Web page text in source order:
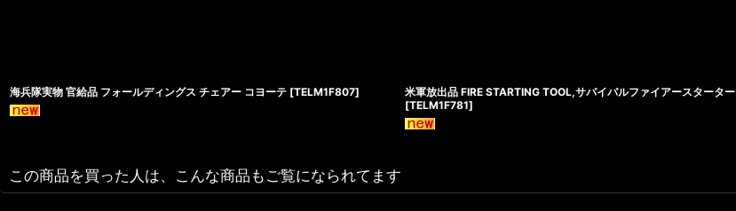
海兵隊実物 官給品 フォールディングス チェアー コヨーテ [TELM1F807]
米軍放出品 FIRE STARTING TOOL,サバイバルファイアースターター
[TELM1F781]
この商品を買った人は、こんな商品もご覧になられてます